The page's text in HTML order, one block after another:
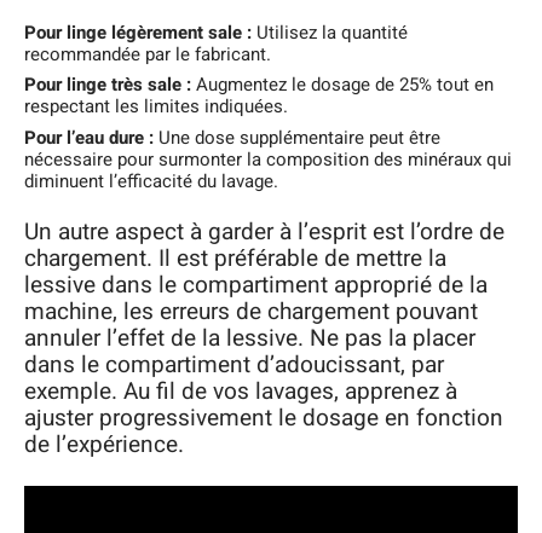
Pour linge légèrement sale : Utilisez la quantité
recommandée par le fabricant.
Pour linge très sale :Augmentez le dosage de 25% tout en
respectant les limites indiquées.
Pour l’eau dure : Une dose supplémentaire peut être
nécessaire pour surmonter la composition des minéraux qui
diminuent l’efficacité du lavage.
Un autre aspect à garder à l’esprit est l’ordre de
chargement. Il est préférable de mettre la
lessive dans le compartiment approprié de la
machine, les erreurs de chargement pouvant
annuler l’effet de la lessive. Ne pas la placer
dans le compartiment d’adoucissant, par
exemple. Au fil de vos lavages, apprenez à
ajuster progressivement le dosage en fonction
de l’expérience.